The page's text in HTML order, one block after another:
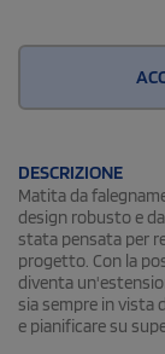
DESCRIZIONE
Matita da
design robusto e
stata pensata per
progetto. Con la
diventa
sia sempre in vista
e pianificare su